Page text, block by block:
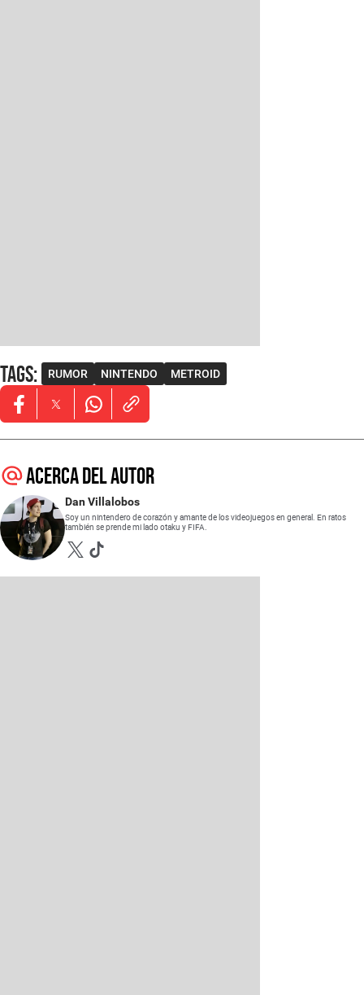
Tags: RUMOR NINTENDO METROID
Opens in new window
Opens in new window
Opens in new window
Acerca del autor
Dan Villalobos
Soy un nintendero de corazón y amante de los videojuegos en general. En ratos
también se prende mi lado otaku y FIFA.
Opens in new window
Opens in new window